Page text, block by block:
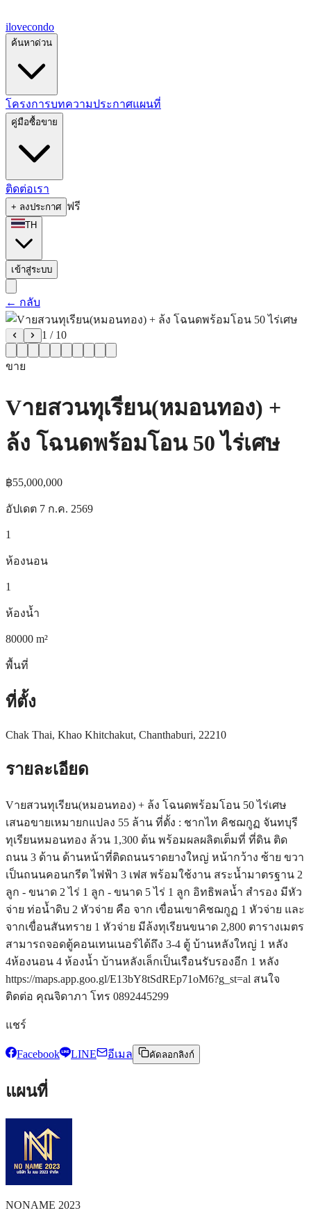
ilovecondo
ค้นหาด่วน
โครงการบทความประกาศแผนที่
คู่มือซื้อขาย
ติดต่อเรา
+ ลงประกาศ ฟรี
TH
เข้าสู่ระบบ
← กลับ
1 / 10
ขาย
Vายสวนทุเรียน(หมอนทอง) +
ล้ง โฉนดพร้อมโอน 50 ไร่เศษ
฿55,000,000
อัปเดต 7 ก.ค. 2569
1
ห้องนอน
1
ห้องน้ำ
80000 m²
พื้นที่
ที่ตั้ง
Chak Thai, Khao Khitchakut, Chanthaburi, 22210
รายละเอียด
Vายสวนทุเรียน(หมอนทอง) + ล้ง โฉนดพร้อมโอน 50 ไร่เศษ
เสนอขายเหมายกแปลง 55 ล้าน ที่ตั้ง : ชากไท คิชฌกูฏ จันทบุรี
ทุเรียนหมอนทอง ล้วน 1,300 ต้น พร้อมผลผลิตเต็มที่ ที่ดิน ติด
ถนน 3 ด้าน ด้านหน้าที่ติดถนนราดยางใหญ่ หน้ากว้าง ซ้าย ขวา
เป็นถนนคอนกรีต ไฟฟ้า 3 เฟส พร้อมใช้งาน สระน้ำมาตรฐาน 2
ลูก - ขนาด 2 ไร่ 1 ลูก - ขนาด 5 ไร่ 1 ลูก อิทธิพลน้ำ สำรอง มีหัว
จ่าย ท่อน้ำดิบ 2 หัวจ่าย คือ จาก เขื่อนเขาคิชฌกูฏ 1 หัวจ่าย และ
จากเขื่อนสันทราย 1 หัวจ่าย มีล้งทุเรียนขนาด 2,800 ตารางเมตร
สามารถจอดตู้คอนเทนเนอร์ได้ถึง 3-4 ตู้ บ้านหลังใหญ่ 1 หลัง
4ห้องนอน 4 ห้องน้ำ บ้านหลังเล็กเป็นเรือนรับรองอีก 1 หลัง
https://maps.app.goo.gl/E13bY8tSdREp71oM6?g_st=al สนใจ
ติดต่อ คุณจิดาภา โทร 0892445299
แชร์
Facebook LINE อีเมล คัดลอกลิงก์
แผนที่
NONAME 2023